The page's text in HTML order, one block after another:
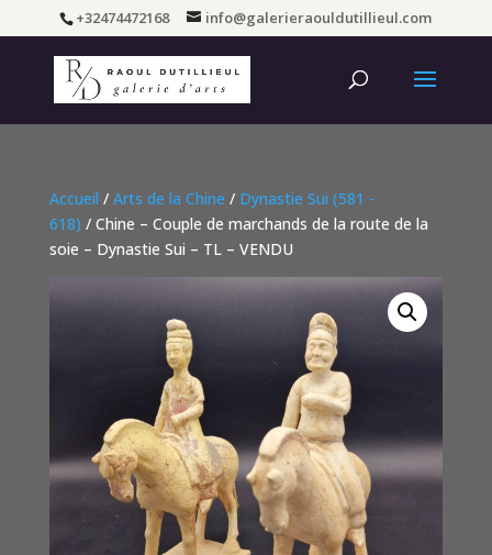
+32474472168 info@galerieraouldutillieul.com
Accueil / Arts de la Chine / Dynastie Sui (581 -
618) / Chine – Couple de marchands de la route de la
soie – Dynastie Sui – TL – VENDU